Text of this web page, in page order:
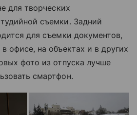
для творческих
съемки. Задний
для съемки документов,
офисе, на объектах и в других
фото из отпуска лучше
смартфон.